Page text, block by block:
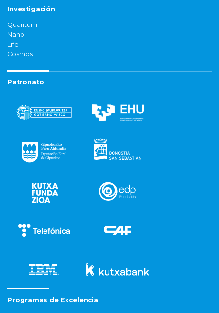
Investigación
Quantum
Nano
Life
Cosmos
Patronato
Programas de Excelencia